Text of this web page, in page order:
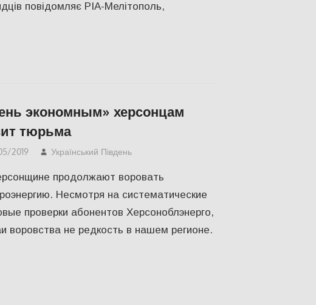
повідомляє РІА-Мелітополь,
экономным» херсонцам
тюрьма
2019 Український Південь
продолжают воровать
Несмотря на систематические
проверки абонентов Херсоноблэнерго,
воровства не редкость в нашем регионе.